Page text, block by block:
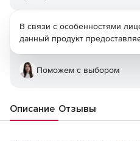
В связи с особенностями
данный продукт
Поможем с выбором
Описание Отзывы